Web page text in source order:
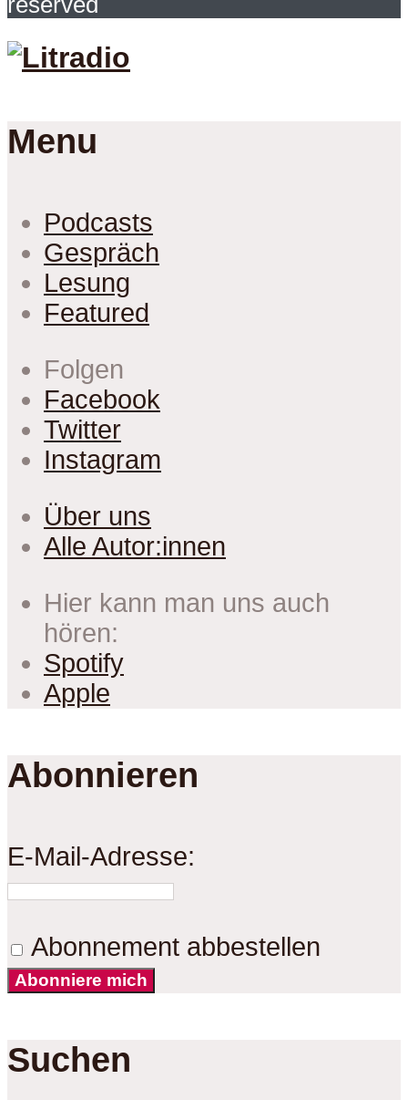
Menu
Podcasts
Gespräch
Lesung
Featured
Folgen
Facebook
Twitter
Instagram
Über uns
Alle Autor:innen
Hier kann man uns auch
hören:
Spotify
Apple
Abonnieren
E-Mail-Adresse:
Abonnement abbestellen
Abonniere mich
Suchen